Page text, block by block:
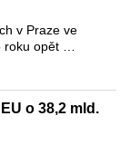
v Praze ve
roku opět …
o 38,2 mld.